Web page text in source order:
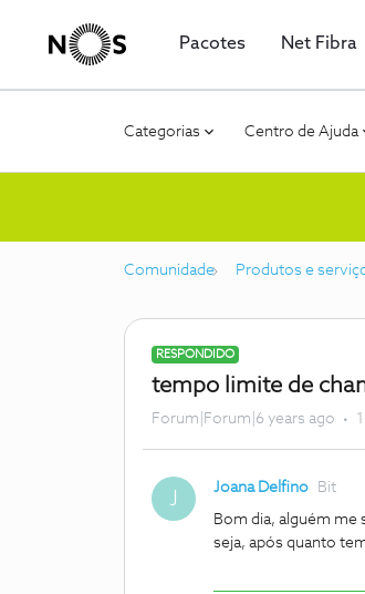
Pacotes Net Fibra
Categorias Centro de Ajuda
Comunidade Produtos e
RESPONDIDO
tempo limite de
Forum|Forum|6 years ago
J Joana Delfino Bit
Bom dia, alguém me
seja, após quanto